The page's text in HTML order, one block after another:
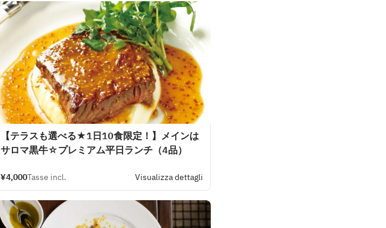
【テラスも選べる★1日10食限定！】メインは
サロマ黒牛☆プレミアム平日ランチ（4品）
¥4,000Tasse incl. Visualizza dettagli